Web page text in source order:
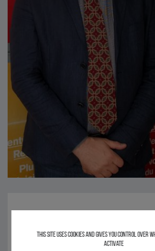
This site uses cookies and gives you control over
activate